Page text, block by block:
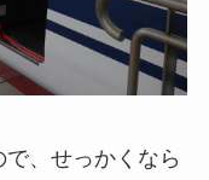
、せっかくなら